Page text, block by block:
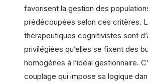
favorisent la gestion des
prédécoupées selon ces critères.
thérapeutiques cognitivistes sont
privilégiées qu’elles se fixent des
homogènes à l’idéal gestionnaire.
couplage qui impose sa logique